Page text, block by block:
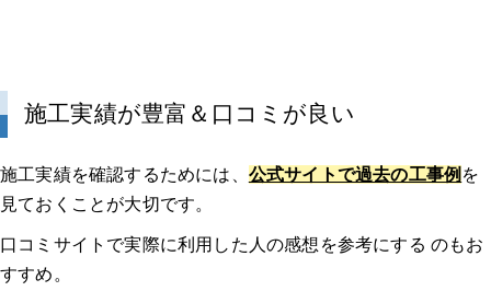
施工実績が豊富＆口コミが良い
施工実績を確認するためには、 公式サイトで過去の工事例 を
見ておくことが大切です。
口コミサイトで実際に利用した人の感想を参考にする のもお
すすめ。